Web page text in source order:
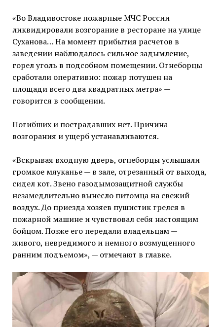
«Во Владивостоке пожарные МЧС России
ликвидировали возгорание в ресторане на улице
Суханова… На момент прибытия расчетов в
заведении наблюдалось сильное задымление,
горел уголь в подсобном помещении. Огнеборцы
сработали оперативно: пожар потушен на
площади всего два квадратных метра» —
говорится в сообщении.
Погибших и пострадавших нет. Причина
возгорания и ущерб устанавливаются.
«Вскрывая входную дверь, огнеборцы услышали
громкое мяуканье — в зале, отрезанный от выхода,
сидел кот. Звено газодымозащитной службы
незамедлительно вынесло питомца на свежий
воздух. До приезда хозяев пушистик грелся в
пожарной машине и чувствовал себя настоящим
бойцом. Позже его передали владельцам —
живого, невредимого и немного возмущенного
ранним подъемом», — отмечают в главке.